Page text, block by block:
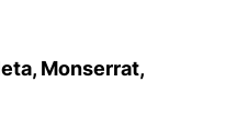
Monserrat,